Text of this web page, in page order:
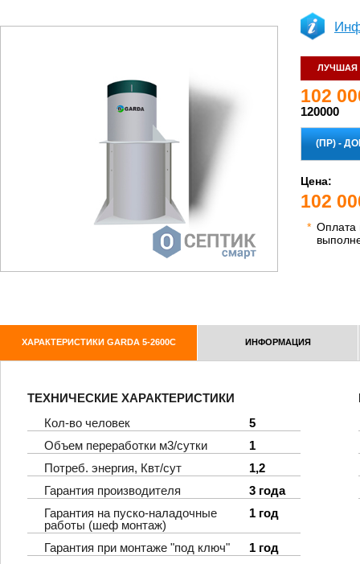
ЛУЧШАЯ
102
120000
Цена:
102
* Оплата
ХАРАКТЕРИСТИКИ GARDA 5-2600C ИНФОРМАЦИЯ
ТЕХНИЧЕСКИЕ ХАРАКТЕРИСТИКИ
Кол-во человек
5
Объем переработки м3/сутки
1
Потреб. энергия, Квт/сут
1,2
Гарантия производителя
3 года
Гарантия на пуско-наладочные
работы (шеф монтаж)
1 год
Гарантия при монтаже "под ключ" 1 год